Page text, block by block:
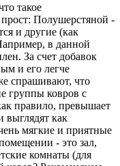
такое
Полушерстяной -
и другие (как
в данной
За счет добавок
и его легче
спрашивают, что
группы ковров с
правило, превышает
выглядят как
мягкие и приятные
- это зал,
комнаты (для